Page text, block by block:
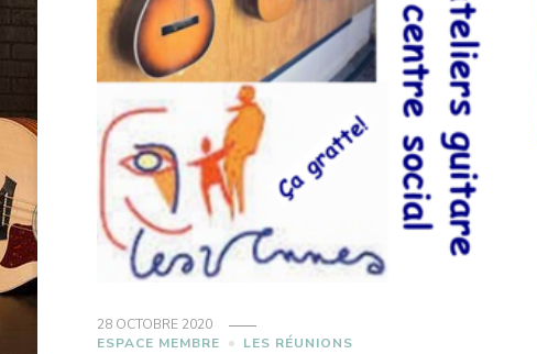
28 OCTOBRE 2020
ESPACE MEMBRE
LES RÉUNIONS